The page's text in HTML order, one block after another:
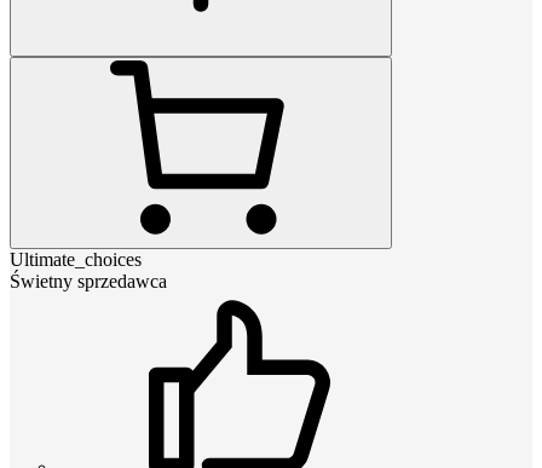
Ultimate_choices
Świetny sprzedawca